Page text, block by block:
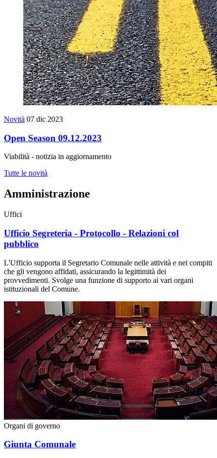
Novità 07 dic 2023
Open Season 09.12.2023
Viabilità - notizia in aggiornamento
Tutte le novità
Amministrazione
Uffici
Ufficio Segreteria - Protocollo - Relazioni col
pubblico
L'Ufficio supporta il Segretario Comunale nelle attività e nei compiti
che gli vengono affidati, assicurando la legittimità dei
provvedimenti. Svolge una funzione di supporto ai vari organi
istituzionali del Comune.
Organi di governo
Giunta Comunale